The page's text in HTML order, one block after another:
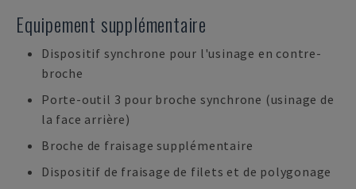
Equipement supplémentaire
Dispositif synchrone pour l'usinage en contre-
broche
Porte-outil 3 pour broche synchrone (usinage de
la face arrière)
Broche de fraisage supplémentaire
Dispositif de fraisage de filets et de polygonage